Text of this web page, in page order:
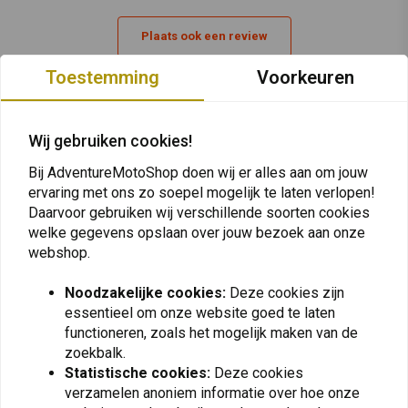
Met het 30K WiFi-pakket, dat ons nieuwe WiFi-dockingstation bevat,
kunt u Mesh-Networking-communicatie bevorderen. Het WiFi-
de door u gekozen instelling) updaten met onze nieuwste en eersteklas
de 30K Utility-app.
Details:
Ruisonderdrukking: geavanceerde ruiscontrole
Codec: ingebouwde SBC-codec
Mesh 2.0 intercomtechnologie
Oplaadtemperatuur: 0˚C – 45˚C (32°F – 113°F)
Snel opladen: 20 minuten opladen is gelijk aan 5 uur Bluetooth-
intercom of 3 uur Mesh Intercom
Type: lithium-polymeerbatterij
Bluetooth 4.1
Plaats ook een review
SF4-02 Bluetooth-
headset Dual HD-
Helmklem met HD
Luidsprekers
Toestemming Voorkeuren
Wij gebruiken cookies!
Bij AdventureMotoShop doen wij er alles aan om jouw
ervaring met ons zo soepel mogelijk te laten verlopen!
Daarvoor gebruiken wij verschillende soorten cookies
welke gegevens opslaan over jouw bezoek aan onze
webshop.
Noodzakelijke cookies: Deze cookies zijn
essentieel om onze website goed te laten
functioneren, zoals het mogelijk maken van de
zoekbalk.
Statistische cookies: Deze cookies
verzamelen anoniem informatie over hoe onze